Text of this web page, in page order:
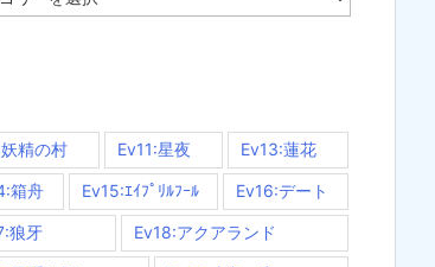
精の村 Ev11:星夜 Ev13:蓮花
箱舟 Ev15:ｴｲﾌﾟﾘﾙﾌｰﾙ Ev16:デート
狼牙 Ev18:アクアランド